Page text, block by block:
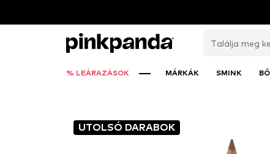
% LEÁRAZÁSOK MÁRKÁK SMINK
UTOLSÓ DARABOK